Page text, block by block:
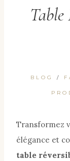
Table
BLOG /
Transformez
élégance et
table